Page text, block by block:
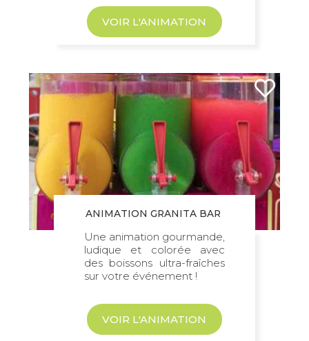
VOIR L'ANIMATION
ANIMATION GRANITA BAR
Une animation gourmande,
ludique et colorée avec
des boissons ultra-fraîches
sur votre événement !
VOIR L'ANIMATION